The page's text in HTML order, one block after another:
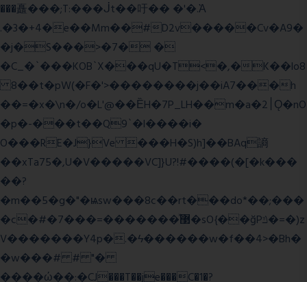
���矗���;T:���ᒎt��吁�� �'�.Ὰ
.�3�+4�e��Mm��#D2v�����Cv�A9�
�j�S���>�7� �
�C_�`���KOB`X���qU�T<�,�K��lo8
8��t�pW(�F�'>��������j��iA7���h
��=�x�\n�/o�L'@��ȄH�7P_LH��m�a�2׀Ǫ�nO
�p�-���t��Q9`�l����i�
O���RE�J}Ve ���H�S)h]��BAq謪
��xTa75�,U�V�����VC]}U?!#����(�[�k���
��?
�m��5�g�"�ѩsw���8c��rt���do*��;���
�c�#�޳�ͯ������=���7�sO{��ğPݿ�=�)z
V�������Y4p�.�ϟ������w�f��4>�Bh�
�w���# # "�
����ώ��:�CJ���T��je���C�1�?